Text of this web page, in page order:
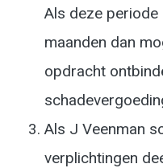
Als deze periode
maanden dan
opdracht
Als J Veenman
verplichtingen